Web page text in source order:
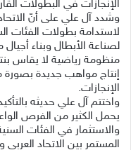
الإنجازات في البطولات
وشدد آل علي على أنّ
لاستدامة بطولات الفئات
لصناعة الأبطال وبناء
منظومة رياضية لا يقاس
إنتاج مواهب جديدة بصورة
الإنجازات.
واختتم آل علي حديثه
يحمل الكثير من الفرص
والاستثمار في الفئات
المستمر بين الاتحاد